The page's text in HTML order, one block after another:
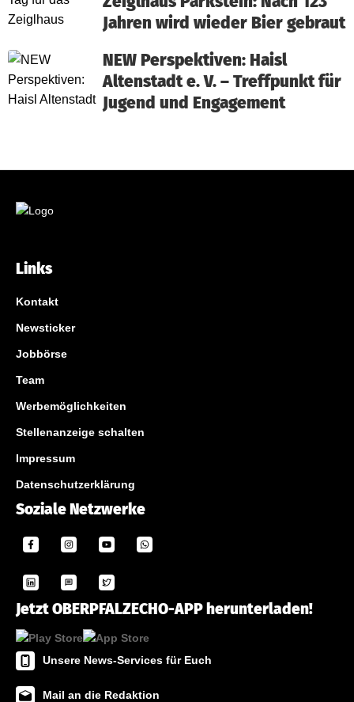
Jahren wird wieder Bier gebraut
NEW Perspektiven: Haisl
Altenstadt e. V. – Treffpunkt für
Jugend und Engagement
Links
Kontakt
Newsticker
Jobbörse
Team
Werbemöglichkeiten
Stellenanzeige schalten
Impressum
Datenschutzerklärung
Soziale Netzwerke
Jetzt OBERPFALZECHO-APP herunterladen!
Unsere News-Services für Euch
Mail an die Redaktion